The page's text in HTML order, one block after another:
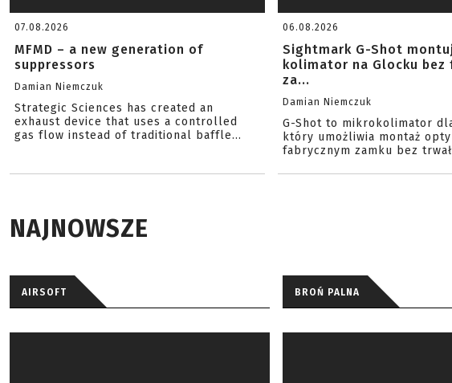
07.08.2026
MFMD – a new generation of
suppressors
Damian Niemczuk
Strategic Sciences has created an
exhaust device that uses a controlled
gas flow instead of traditional baffle...
06.08.2026
Sightmark G-Shot
kolimator na Glocku bez
za...
Damian Niemczuk
G-Shot to mikrokolimator
który umożliwia montaż
fabrycznym zamku bez
NAJNOWSZE
AIRSOFT BROŃ PALNA